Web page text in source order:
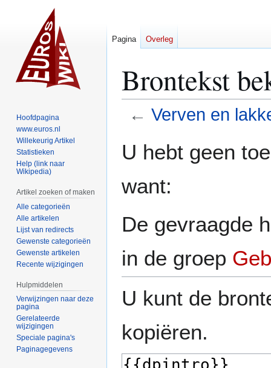
Brontekst
← Verven en
navigatie
zoeken
U hebt geen
want:
De gevraagde
in de groep
U kunt de
kopiëren.
Pagina Overleg
Hoofdpagina
www.euros.nl
Willekeurig Artikel
Statistieken
Help (link naar
Wikipedia)
Artikel zoeken of maken
Alle categorieën
Alle artikelen
Lijst van redirects
Gewenste categorieën
Gewenste artikelen
Recente wijzigingen
Hulpmiddelen
Verwijzingen naar deze
pagina
Gerelateerde
wijzigingen
Speciale pagina's
Paginagegevens